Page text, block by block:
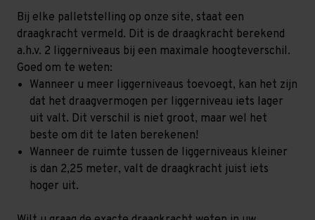
Bij elke palletstelling op onze site, staat een
draagkracht vermeld. Dit is de draagkracht berekend
a.h.v. 2 liggerniveaus bij een maximale hoogteverschil.
Goed om te weten:
Wanneer u meer liggerniveaus toevoegt, kan het zijn
dat het draagvermogen per liggerniveau iets lager
uit valt. Dit verschil is niet groot, maar wel het
beste om dit te laten berekenen!
Wanneer de ruimte tussen de liggerniveaus kleiner
is dan 2,25 meter, valt de draagkracht juist iets
hoger uit.